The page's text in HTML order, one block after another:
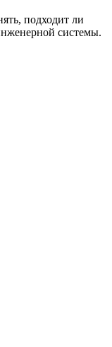
подходит ли
системы.